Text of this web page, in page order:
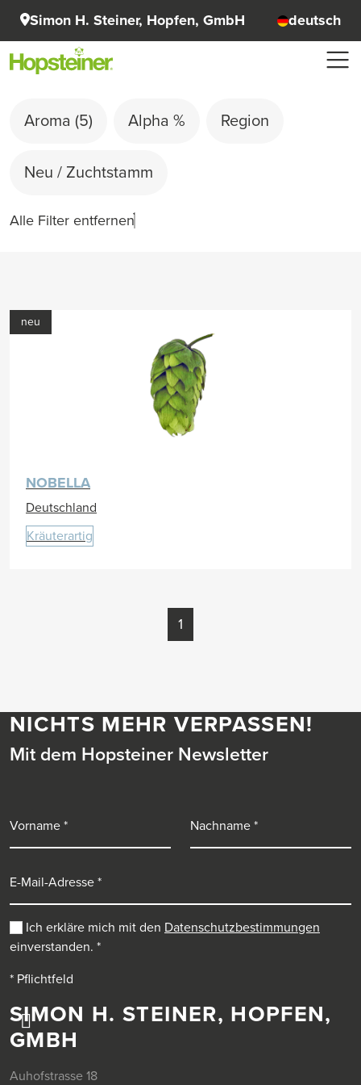
Simon H. Steiner, Hopfen, GmbH deutsch
Aroma (5) Alpha % Region
Neu / Zuchtstamm
Alle Filter entfernen
neu
NOBELLA
Deutschland
Kräuterartig
1
SIMON H. STEINER, HOPFEN,
GMBH
Auhofstrasse 18
NICHTS MEHR VERPASSEN!
Mit dem Hopsteiner Newsletter
Ich erkläre mich mit den Datenschutzbestimmungen
einverstanden. *
* Pflichtfeld